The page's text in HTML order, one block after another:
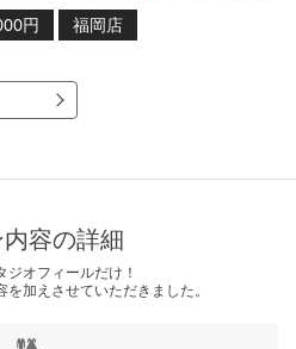
円 福岡店
容の詳細
オフィールだけ！
加えさせていただきました。